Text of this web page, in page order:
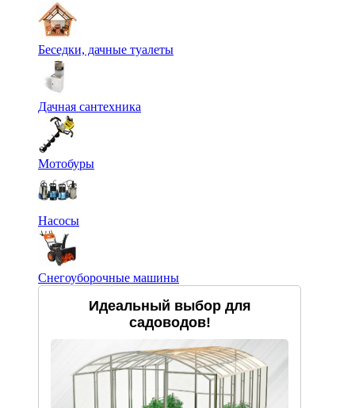
Беседки, дачные туалеты
Дачная сантехника
Мотобуры
Насосы
Снегоуборочные машины
Идеальный выбор для
садоводов!